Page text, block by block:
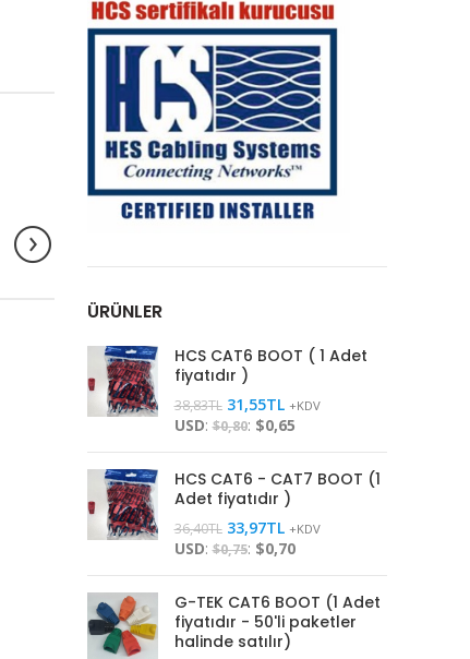
ÜRÜNLER
HCS CAT6 BOOT ( 1 Adet
fiyatıdır )
38,83TL 31,55TL +KDV
USD:$0,80: $0,65
HCS CAT6 - CAT7 BOOT (1
Adet fiyatıdır )
36,40TL 33,97TL +KDV
USD:$0,75: $0,70
G-TEK CAT6 BOOT (1 Adet
fiyatıdır - 50'li paketler
halinde satılır)